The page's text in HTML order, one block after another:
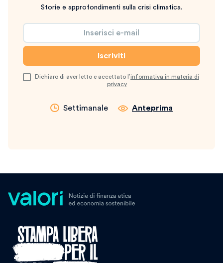
Storie e approfondimenti sulla crisi climatica.
Dichiaro di aver letto e accettato l’informativa in materia di
privacy
Settimanale Anteprima